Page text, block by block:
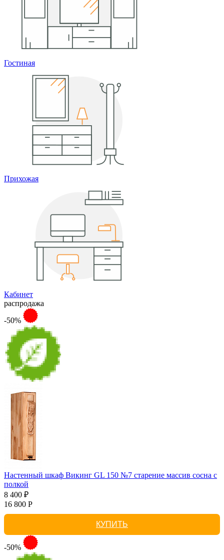
Гостиная
Прихожая
Кабинет
распродажа
-50%
Настенный шкаф Викинг GL 150 №7 старение массив сосна с
полкой
8 400 ₽
16 800 Р
КУПИТЬ
-50%